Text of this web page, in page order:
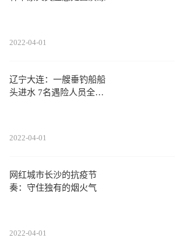
2022-04-01
辽宁大连：一艘垂钓船船
头进水 7名遇险人员全部
2022-04-01
网红城市长沙的抗疫节
奏：守住独有的烟火气
2022-04-01